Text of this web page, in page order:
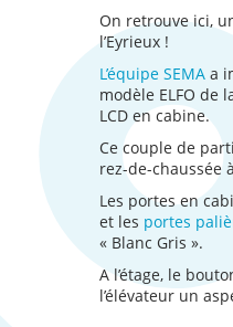
On retrouve ici,
l’Eyrieux !
L’équipe SEMA a
modèle ELFO de
LCD en cabine.
Ce couple de
rez-de-chaussée
Les portes en
et les portes
« Blanc Gris ».
A l’étage, le
l’élévateur un